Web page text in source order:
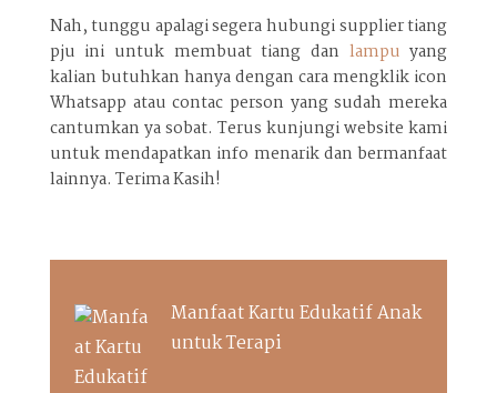
Nah, tunggu apalagi segera hubungi supplier tiang
pju ini untuk membuat tiang dan lampu yang
kalian butuhkan hanya dengan cara mengklik icon
Whatsapp atau contac person yang sudah mereka
cantumkan ya sobat. Terus kunjungi website kami
untuk mendapatkan info menarik dan bermanfaat
lainnya. Terima Kasih!
Manfaat Kartu Edukatif Anak
untuk Terapi